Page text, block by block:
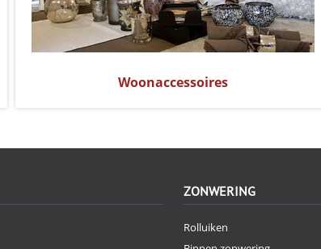
Woonaccessoires
ZONWERING
Rolluiken